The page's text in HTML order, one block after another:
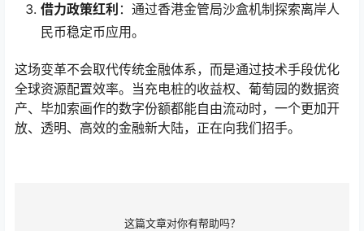
借力政策红利 ：通过香港金管局沙盒机制探索离岸人
民币稳定币应用。
这场变革不会取代传统金融体系，而是通过技术手段优化
全球资源配置效率。当充电桩的收益权、葡萄园的数据资
产、毕加索画作的数字份额都能自由流动时，一个更加开
放、透明、高效的金融新大陆，正在向我们招手。
这篇文章对你有帮助吗？